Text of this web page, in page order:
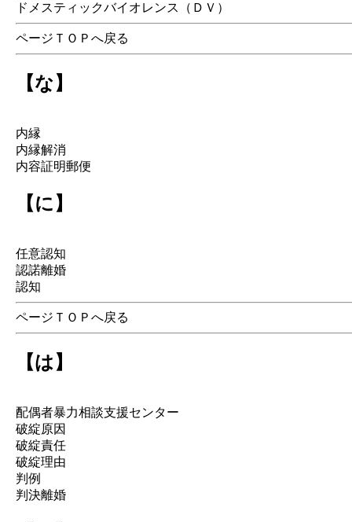
ドメスティックバイオレンス（ＤＶ）
ページＴＯＰへ戻る
【な】
内縁
内縁解消
内容証明郵便
【に】
任意認知
認諾離婚
認知
ページＴＯＰへ戻る
【は】
配偶者暴力相談支援センター
破綻原因
破綻責任
破綻理由
判例
判決離婚